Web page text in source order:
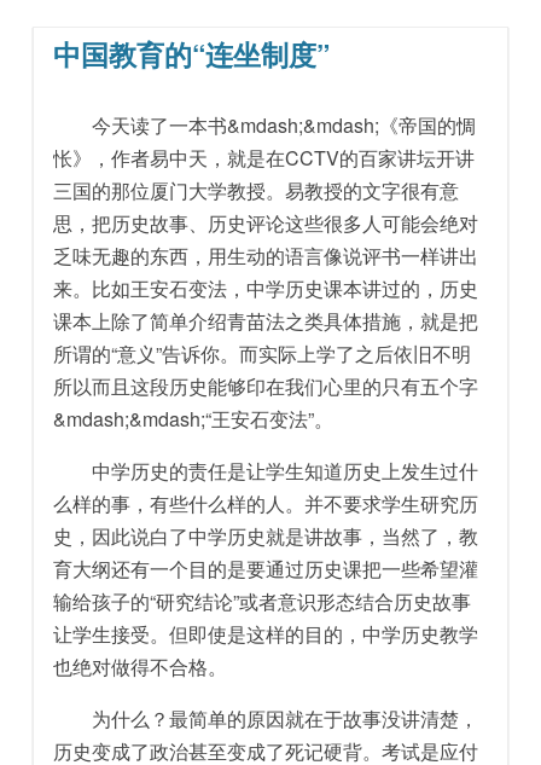
中国教育的“连坐制度”
今天读了一本书&mdash;&mdash;《帝国的惆
怅》，作者易中天，就是在CCTV的百家讲坛开讲
三国的那位厦门大学教授。易教授的文字很有意
思，把历史故事、历史评论这些很多人可能会绝对
乏味无趣的东西，用生动的语言像说评书一样讲出
来。比如王安石变法，中学历史课本讲过的，历史
课本上除了简单介绍青苗法之类具体措施，就是把
所谓的“意义”告诉你。而实际上学了之后依旧不明
所以而且这段历史能够印在我们心里的只有五个字
&mdash;&mdash;“王安石变法”。
中学历史的责任是让学生知道历史上发生过什
么样的事，有些什么样的人。并不要求学生研究历
史，因此说白了中学历史就是讲故事，当然了，教
育大纲还有一个目的是要通过历史课把一些希望灌
输给孩子的“研究结论”或者意识形态结合历史故事
让学生接受。但即使是这样的目的，中学历史教学
也绝对做得不合格。
为什么？最简单的原因就在于故事没讲清楚，
历史变成了政治甚至变成了死记硬背。考试是应付